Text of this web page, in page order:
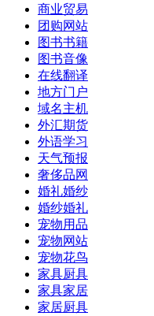
商业贸易
团购网站
图书书籍
图书音像
在线翻译
地方门户
域名主机
外汇期货
外语学习
天气预报
奢侈品网
婚礼婚纱
婚纱婚礼
宠物用品
宠物网站
宠物花鸟
家具厨具
家具家居
家居厨具